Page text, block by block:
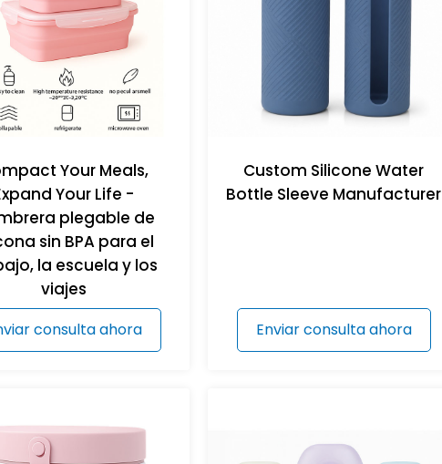
Your Meals,
Your Life -
plegable de
sin BPA para el
la escuela y los
viajes
consulta ahora
Custom Silicone Water
Bottle Sleeve Manufacturer
Enviar consulta ahora